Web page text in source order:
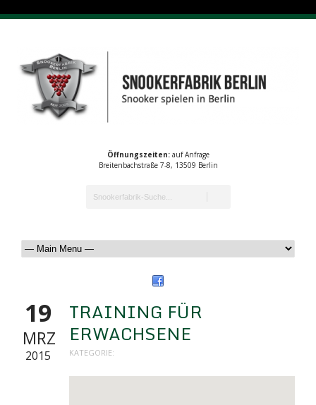
Öffnungszeiten:auf Anfrage
Breitenbachstraße 7-8, 13509 Berlin
19
MRZ
2015
TRAINING FÜR
ERWACHSENE
KATEGORIE: